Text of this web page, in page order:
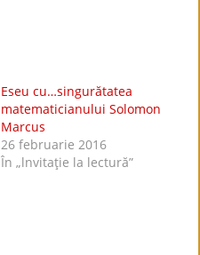
Eseu cu…singurătatea
matematicianului Solomon
Marcus
26 februarie 2016
În „lnvitaţie la lectură”